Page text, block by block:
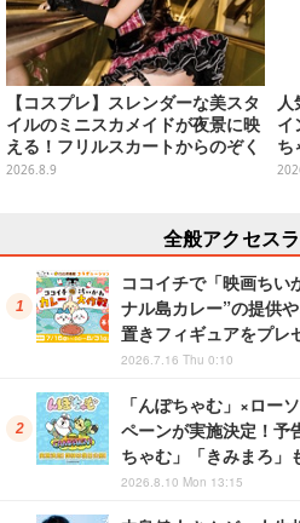
【コスプレ】スレンダーな美スタ
イルのミニスカメイドが夜景に映
える！フリルスカートからのぞく
美太ももが眩しい台湾ガール【写
2026.8.9
人
イ
ち
が
全般アクセス
ココイチで「映画ちい
ナル島カレー”の提供
置きフィギュアをプレ
2026.7.16 Thu 0:10
「んぽちゃむ」×ロー
ペーンが実施決定！予
ちゃむ」「きみまろ」
2026.8.10 Mon 13:15